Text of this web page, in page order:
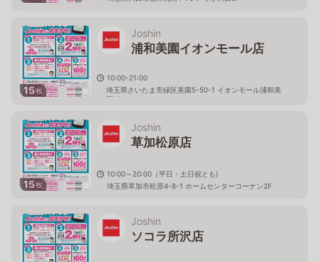
15枚
Joshin
浦和美園イオンモール店
10:00-21:00
埼玉県さいたま市緑区美園5-50-1 イオンモール浦和美
園1F
15枚
Joshin
草加松原店
10:00～20:00（平日・土日祝とも)
埼玉県草加市松原4-8-1 ホームセンターコーナン2F
Joshin
ソコラ所沢店